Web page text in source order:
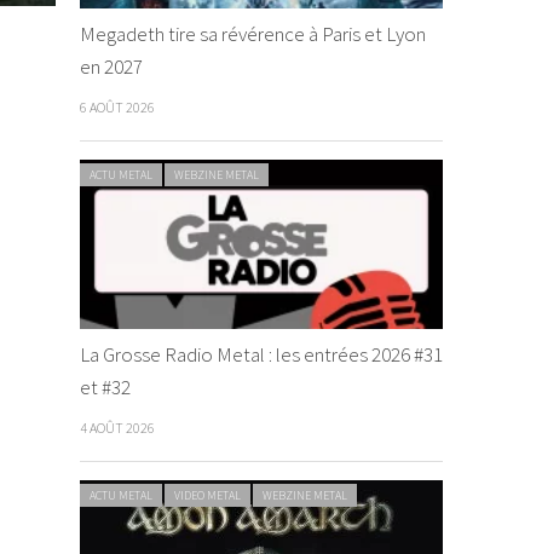
Megadeth tire sa révérence à Paris et Lyon
en 2027
6 AOÛT 2026
ACTU METAL WEBZINE METAL
La Grosse Radio Metal : les entrées 2026 #31
et #32
4 AOÛT 2026
ACTU METAL VIDEO METAL WEBZINE METAL